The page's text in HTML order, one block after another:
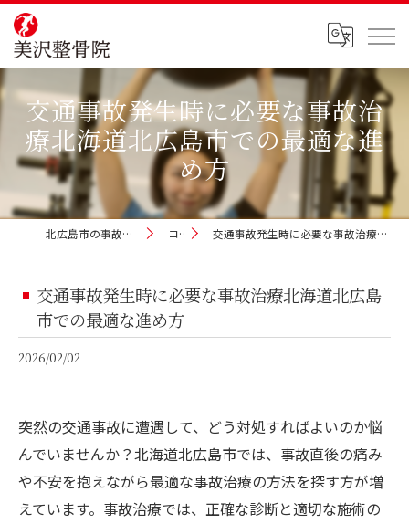
交通事故発生時に必要な事故治
療北海道北広島市での最適な進
め方
北広島市の事故治療なら美沢整骨院 コラム 交通事故発生時に必要な事故治療北海道北広島市での最適な進め方
交通事故発生時に必要な事故治療北海道北広島
市での最適な進め方
2026/02/02
突然の交通事故に遭遇して、どう対処すればよいのか悩
んでいませんか？北海道北広島市では、事故直後の痛み
や不安を抱えながら最適な事故治療の方法を探す方が増
えています。事故治療では、正確な診断と適切な施術の